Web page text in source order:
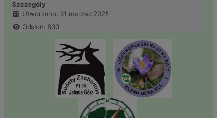
Szczegóły
Utworzono: 31 marzec 2025
Odsłon: 830